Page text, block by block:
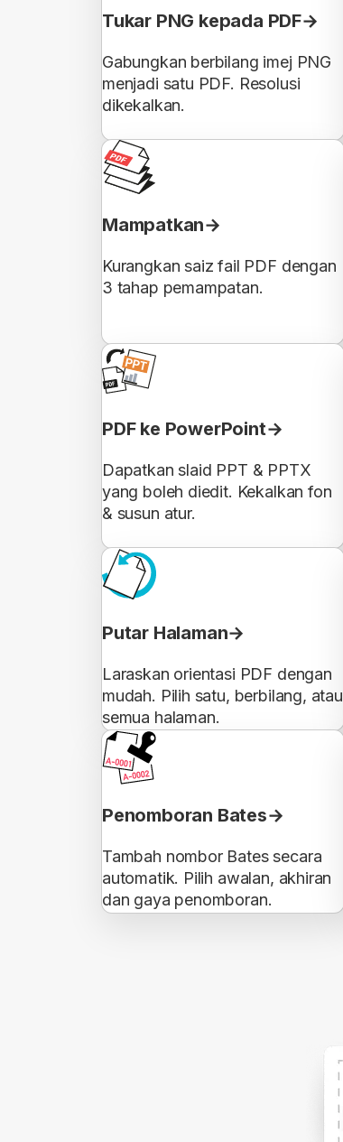
Tukar PNG kepada PDF
Gabungkan berbilang imej PNG
menjadi satu PDF. Resolusi
dikekalkan.
Mampatkan
Kurangkan saiz fail PDF dengan
3 tahap pemampatan.
PDF ke PowerPoint
Dapatkan slaid PPT & PPTX
yang boleh diedit. Kekalkan fon
& susun atur.
Putar Halaman
Laraskan orientasi PDF dengan
mudah. Pilih satu, berbilang, atau
semua halaman.
Penomboran Bates
Tambah nombor Bates secara
automatik. Pilih awalan, akhiran
dan gaya penomboran.